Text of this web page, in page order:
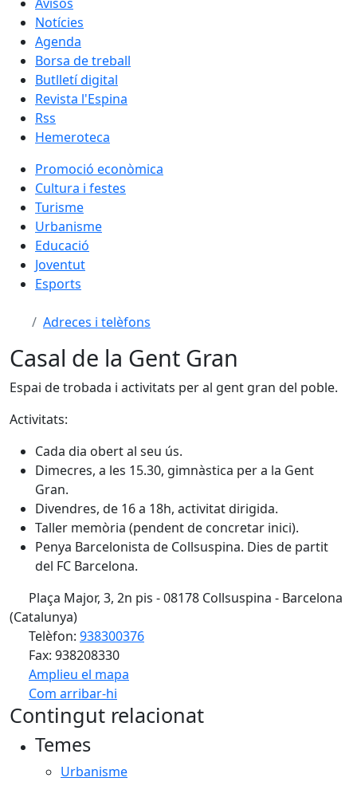
Notícies
Agenda
Borsa de treball
Butlletí digital
Revista l'Espina
Rss
Hemeroteca
Promoció econòmica
Cultura i festes
Turisme
Urbanisme
Educació
Joventut
Esports
Adreces i telèfons
Casal de la Gent Gran
Espai de trobada i activitats per al gent gran del poble.
Activitats:
Cada dia obert al seu ús.
Dimecres, a les 15.30, gimnàstica per a la Gent
Gran.
Divendres, de 16 a 18h, activitat dirigida.
Taller memòria (pendent de concretar inici).
Penya Barcelonista de Collsuspina. Dies de partit
del FC Barcelona.
Plaça Major, 3, 2n pis - 08178 Collsuspina - Barcelona
(Catalunya)
Telèfon: 938300376
Fax: 938208330
Amplieu el mapa
Com arribar-hi
+
Contingut relacionat
Temes
Urbanisme